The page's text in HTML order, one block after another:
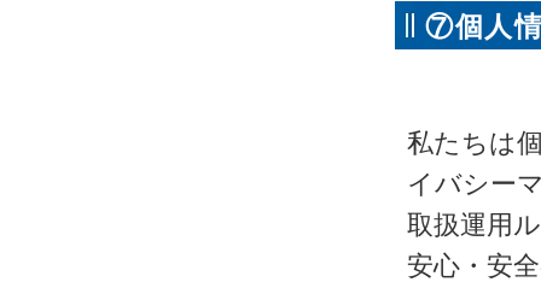
⑦個人
私たちは
イバシー
取扱運用
安心・安